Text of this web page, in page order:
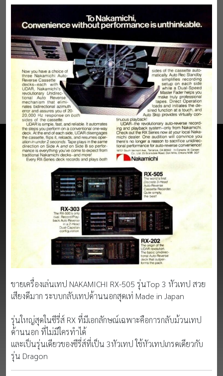
ขายเครื่องเล่นเทป NAKAMICHI RX-505 รุ่นTop 3 หัวเทป สวย
เสียงดีมาก ระบบกลับเทปด้านนอกสุดเท่ Made in Japan
รุ่นใหญ่สุดในซีรี่ส์ RX ที่มีเอกลักษณ์เฉพาะคือการกลับม้วนเทป
ด้านนอก ที่ไม่มีใครทำได้
และเป็นรุ่นเดียวของซีรี่ส์ที่เป็น 3หัวเทป ใช้หัวเทปเกรดเดียวกับ
รุ่น Dragon